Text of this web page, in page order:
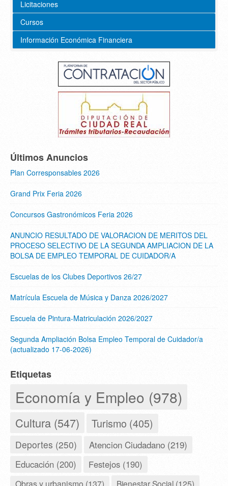
Licitaciones
Cursos
Información Económica Financiera
Últimos Anuncios
Plan Corresponsables 2026
Grand Prix Feria 2026
Concursos Gastronómicos Feria 2026
ANUNCIO RESULTADO DE VALORACION DE MERITOS DEL
PROCESO SELECTIVO DE LA SEGUNDA AMPLIACION DE LA
BOLSA DE EMPLEO TEMPORAL DE CUIDADOR/A
Escuelas de los Clubes Deportivos 26/27
Matrícula Escuela de Música y Danza 2026/2027
Escuela de Pintura-Matriculación 2026/2027
Segunda Ampliación Bolsa Empleo Temporal de Cuidador/a
(actualizado 17-06-2026)
Etiquetas
Economía y Empleo (978)
Cultura (547) Turismo (405)
Deportes (250) Atencion Ciudadano (219)
Educación (200) Festejos (190)
Obras y urbanismo (137) Bienestar Social (125)